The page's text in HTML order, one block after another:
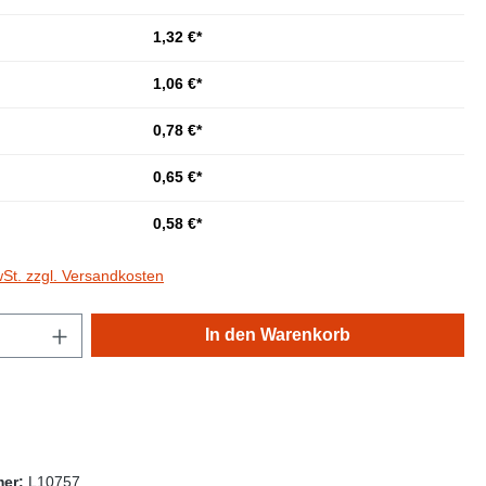
1,32 €*
1,06 €*
0,78 €*
0,65 €*
0,58 €*
zzgl. Versandkosten
Anzahl: Gib den gewünschten Wert ein
In den Warenkorb
L10757